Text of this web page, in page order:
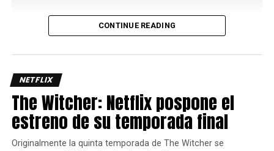
Uno de los aspectos más interesantes de su kit es el
largas y con mayor daño, así que administrar
correctamente este recurso es clave para sacar el máximo
provecho del personaje ya que requiere de dos barras de
energía.
CONTINUE READING
NETFLIX
The Witcher: Netflix pospone el
estreno de su temporada final
Originalmente la quinta temporada de The Witcher se